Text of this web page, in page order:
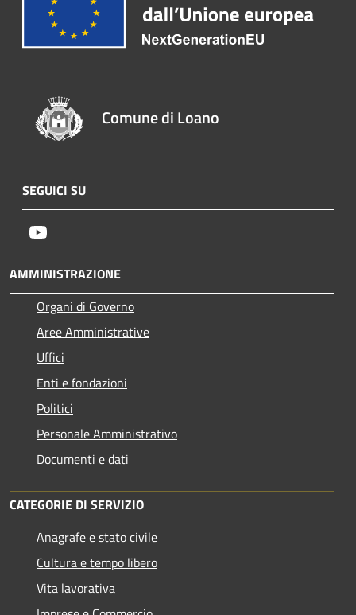
Comune di Loano
SEGUICI SU
AMMINISTRAZIONE
Organi di Governo
Aree Amministrative
Uffici
Enti e fondazioni
Politici
Personale Amministrativo
Documenti e dati
CATEGORIE DI SERVIZIO
Anagrafe e stato civile
Cultura e tempo libero
Vita lavorativa